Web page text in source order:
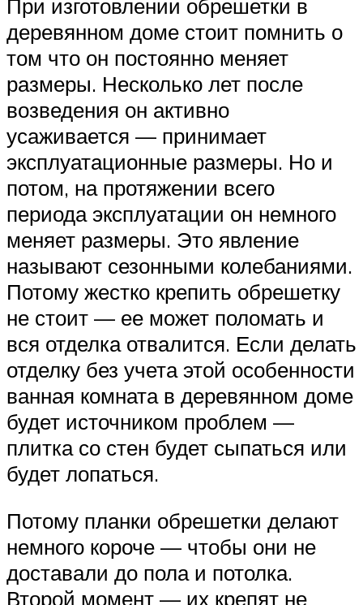
При изготовлении обрешетки в
деревянном доме стоит помнить о
том что он постоянно меняет
размеры. Несколько лет после
возведения он активно
усаживается — принимает
эксплуатационные размеры. Но и
потом, на протяжении всего
периода эксплуатации он немного
меняет размеры. Это явление
называют сезонными колебаниями.
Потому жестко крепить обрешетку
не стоит — ее может поломать и
вся отделка отвалится. Если делать
отделку без учета этой особенности
ванная комната в деревянном доме
будет источником проблем —
плитка со стен будет сыпаться или
будет лопаться.
Потому планки обрешетки делают
немного короче — чтобы они не
доставали до пола и потолка.
Второй момент — их крепят не